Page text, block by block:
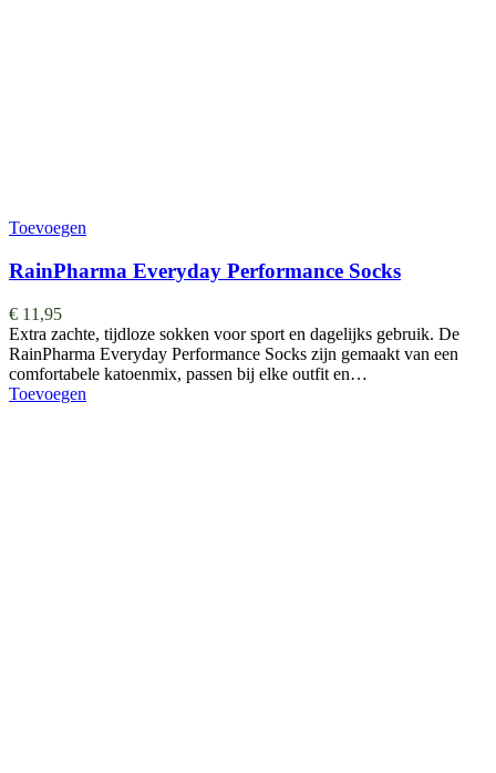
Toevoegen
RainPharma Everyday Performance Socks
€ 11,95
Extra zachte, tijdloze sokken voor sport en dagelijks gebruik. De
RainPharma Everyday Performance Socks zijn gemaakt van een
comfortabele katoenmix, passen bij elke outfit en…
Toevoegen